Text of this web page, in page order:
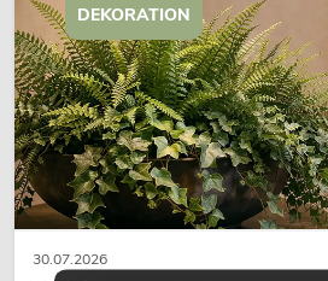
30.07.2026
DEKORATION